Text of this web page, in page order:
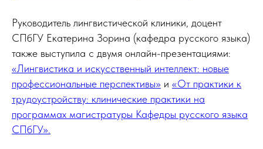
Руководитель лингвистической клиники, доцент
СПбГУ Екатерина Зорина (кафедра русского языка)
также выступила с двумя онлайн-презентациями:
«Лингвистика и искусственный интеллект: новые
профессиональные перспективы» и «От практики к
трудоустройству: клинические практики на
программах магистратуры Кафедры русского языка
СПбГУ».